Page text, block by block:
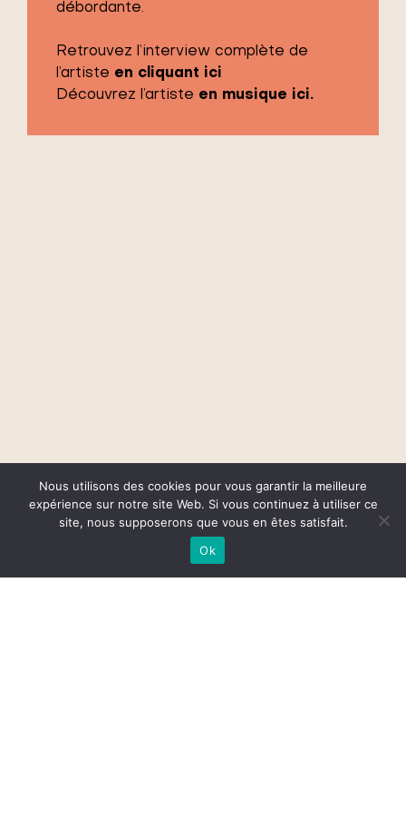
débordante.
Retrouvez l’interview complète de
l’artiste en cliquant ici
Découvrez l’artiste en musique ici.
Nous utilisons des cookies pour vous garantir la meilleure
expérience sur notre site Web. Si vous continuez à utiliser ce
site, nous supposerons que vous en êtes satisfait.
Ok